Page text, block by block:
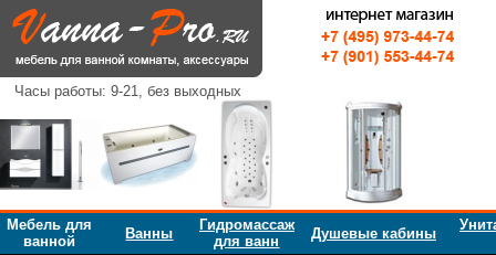
Часы работы: 9-21, без выходных
Мебель для
ванной
Ванны
Гидромассаж
для ванн
Душевые кабины